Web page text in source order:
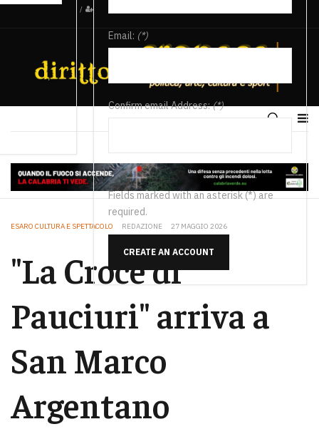
/
Email: (*)
Confirm email Address:(*)
Fields marked with an asterisk (*) are
required.
CREATE AN ACCOUNT
ESARO CULTURA E SPETTACOLO REDAZIONE 27 MAGGIO 2026
"La Croce di
Pauciuri" arriva a
San Marco
Argentano